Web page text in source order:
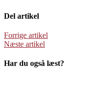
Del artikel
Forrige artikel
Næste artikel
Har du også læst?